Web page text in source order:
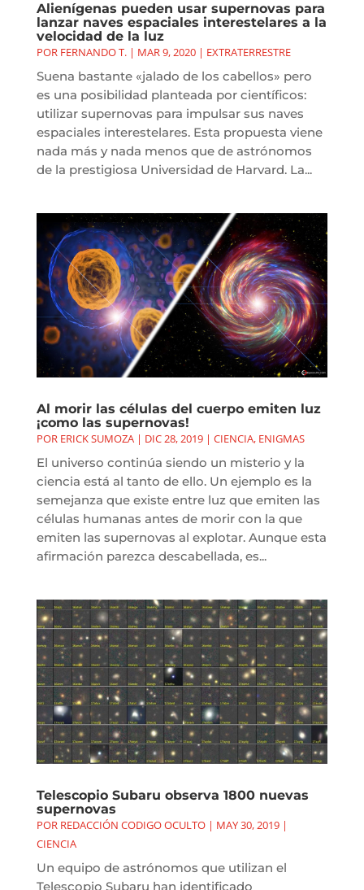
Alienígenas pueden usar supernovas para
lanzar naves espaciales interestelares a la
velocidad de la luz
POR FERNANDO T.| MAR 9, 2020| EXTRATERRESTRE
Suena bastante «jalado de los cabellos» pero
es una posibilidad planteada por científicos:
utilizar supernovas para impulsar sus naves
espaciales interestelares. Esta propuesta viene
nada más y nada menos que de astrónomos
de la prestigiosa Universidad de Harvard. La...
Al morir las células del cuerpo emiten luz
¡como las supernovas!
POR ERICK SUMOZA| DIC 28, 2019| CIENCIA, ENIGMAS
El universo continúa siendo un misterio y la
ciencia está al tanto de ello. Un ejemplo es la
semejanza que existe entre luz que emiten las
células humanas antes de morir con la que
emiten las supernovas al explotar. Aunque esta
afirmación parezca descabellada, es...
Telescopio Subaru observa 1800 nuevas
supernovas
POR REDACCIÓN CODIGO OCULTO| MAY 30, 2019|
CIENCIA
Un equipo de astrónomos que utilizan el
Telescopio Subaru han identificado